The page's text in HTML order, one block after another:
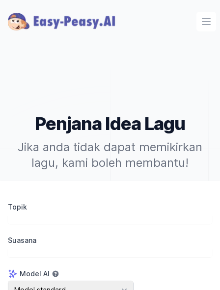
Penjana Idea Lagu
Jika anda tidak dapat memikirkan
lagu, kami boleh membantu!
Topik
Suasana
Model AI
Model AI